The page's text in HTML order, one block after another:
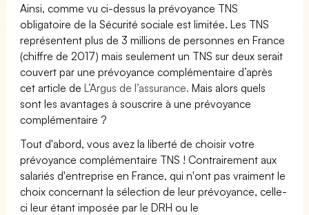
Ainsi, comme vu ci-dessus la prévoyance TNS
obligatoire de la Sécurité sociale est limitée. Les TNS
représentent plus de 3 millions de personnes en France
(chiffre de 2017) mais seulement un TNS sur deux serait
couvert par une prévoyance complémentaire d’après
cet article deL’Argus de l’assurance. Mais alors quels
sont les avantages à souscrire à une prévoyance
complémentaire ?
Tout d'abord, vous avez la liberté de choisir votre
prévoyance complémentaire TNS ! Contrairement aux
salariés d'entreprise en France, qui n'ont pas vraiment le
choix concernant la sélection de leur prévoyance, celle-
ci leur étant imposée par le DRH ou le